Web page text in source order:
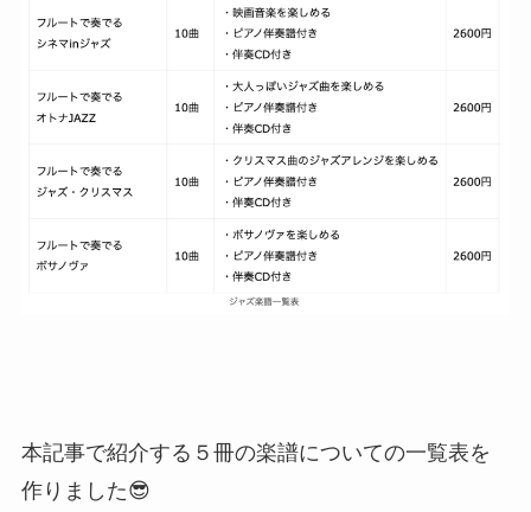
本記事で紹介する５冊の楽譜についての一覧表を
作りました😎